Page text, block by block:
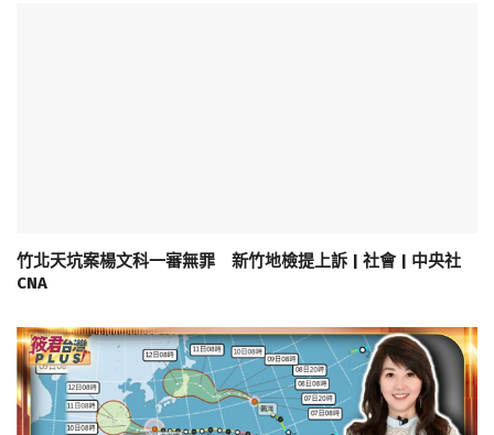
竹北天坑案楊文科一審無罪 新竹地檢提上訴 | 社會 | 中央社
CNA